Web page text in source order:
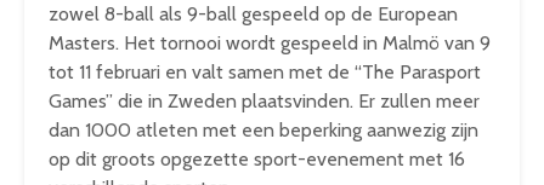
zowel 8-ball als 9-ball gespeeld op de European
Masters. Het tornooi wordt gespeeld in Malmö van 9
tot 11 februari en valt samen met de “The Parasport
Games” die in Zweden plaatsvinden. Er zullen meer
dan 1000 atleten met een beperking aanwezig zijn
op dit groots opgezette sport-evenement met 16